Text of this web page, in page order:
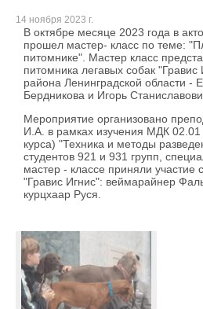
14 ноября 2023 г.
В октябре месяце 2023 года в
прошел мастер- класс по теме:
питомнике". Мастер класс
питомника легавых собак "Гравис
района Ленинградской области -
Бердникова и Игорь
Мероприятие организовано
И.А. в рамках изучения МДК
курса) "Техника и методы
студентов 921 и 931 групп,
мастер - классе приняли участие
"Гравис Игнис": веймарайнер
курцхаар Руся.